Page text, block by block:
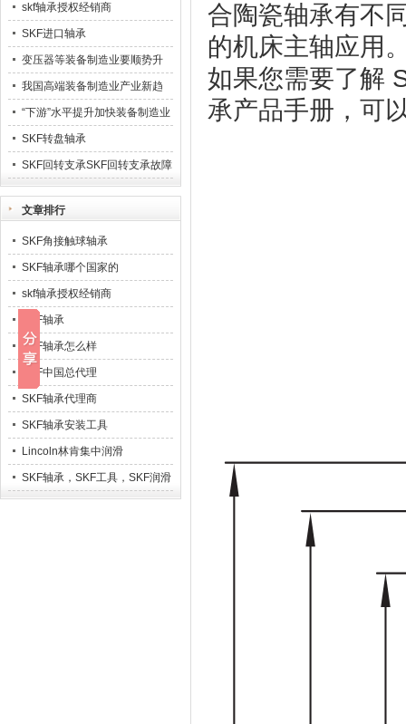
skf轴承授权经销商
SKF进口轴承
变压器等装备制造业要顺势升
级23
我国高端装备制造业产业新趋
势
“下游”水平提升加快装备制造业
业发展
SKF转盘轴承
SKF回转支承SKF回转支承故障
排除
文章排行
SKF角接触球轴承
SKF轴承哪个国家的
skf轴承授权经销商
SKF轴承
SKF轴承怎么样
SKF中国总代理
SKF轴承代理商
SKF轴承安装工具
Lincoln林肯集中润滑
SKF轴承，SKF工具，SKF润滑
系统
合陶瓷轴承有不
的机床主轴应用
如果您需要了解
承产品手册，可